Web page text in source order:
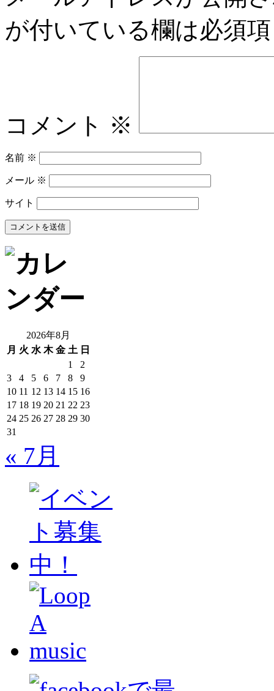
が付いている欄は必須
コメント ※
名前 ※
メール ※
サイト
2026年8月
月 火 水 木 金 土 日
1
2
3
4 5 6 7 8
9
10 11 12 13 14 15 16
17 18 19 20 21 22 23
24 25 26 27 28 29 30
31
« 7月